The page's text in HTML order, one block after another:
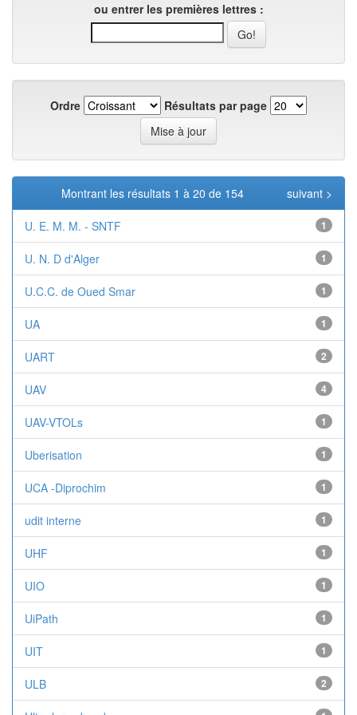
ou entrer les premières lettres :
Ordre Résultats par page
Montrant les résultats 1 à 20 de 154 suivant >
U. E. M. M. - SNTF 1
U. N. D d'Alger 1
U.C.C. de Oued Smar 1
UA 1
UART 2
UAV 4
UAV-VTOLs 1
Uberisation 1
UCA -Diprochim 1
udit interne 1
UHF 1
UIO 1
UiPath 1
UIT 1
ULB 2